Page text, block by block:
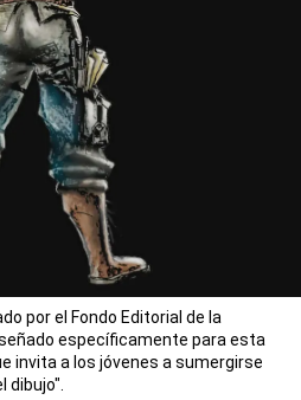
por el Fondo Editorial de la
específicamente para esta
invita a los jóvenes a sumergirse
dibujo".